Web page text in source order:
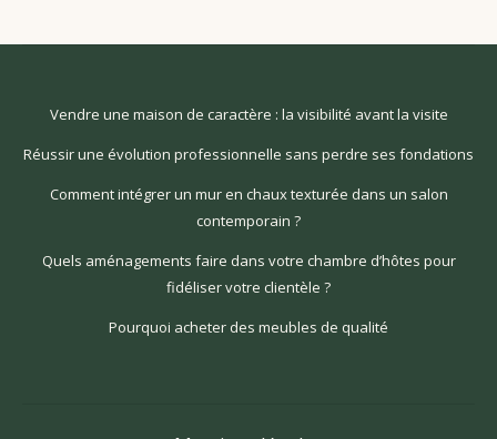
Vendre une maison de caractère : la visibilité avant la visite
Réussir une évolution professionnelle sans perdre ses fondations
Comment intégrer un mur en chaux texturée dans un salon
contemporain ?
Quels aménagements faire dans votre chambre d’hôtes pour
fidéliser votre clientèle ?
Pourquoi acheter des meubles de qualité